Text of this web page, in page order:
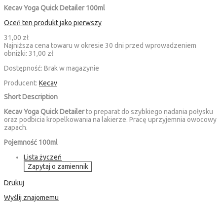
Kecav Yoga Quick Detailer 100ml
Oceń ten produkt jako pierwszy
31,00 zł
Najniższa cena towaru w okresie 30 dni przed wprowadzeniem
obniżki: 31,00 zł
Dostępność: Brak w magazynie
Producent: Kecav
Short Description
Kecav Yoga Quick Detailerto preparat do szybkiego nadania połysku
oraz podbicia kropelkowania na lakierze. Pracę uprzyjemnia owocowy
zapach.
Pojemność 100ml
Lista życzeń
Zapytaj o zamiennik
Drukuj
Wyślij znajomemu